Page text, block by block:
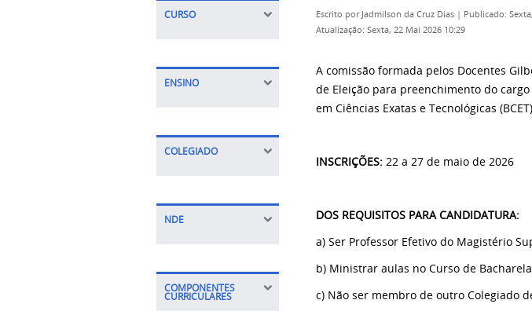
CURSO
ENSINO
COLEGIADO
NDE
COMPONENTES
CURRICULARES
Escrito por Jadmilson da Cruz Dias | Publicado:
Atualização: Sexta, 22 Mai 2026 10:29
A comissão formada pelos Docentes
de Eleição para preenchimento do
em Ciências Exatas e Tecnológicas
INSCRIÇÕES: 22 a 27 de maio de 2026
DOS REQUISITOS PARA CANDIDATURA:
a) Ser Professor Efetivo do Magistério
b) Ministrar aulas no Curso de
c) Não ser membro de outro Colegiado